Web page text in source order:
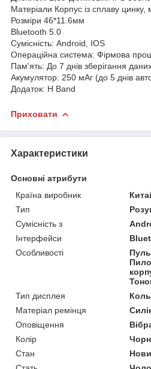
Матеріали Корпус із сплаву
Розміри 46*11.6мм
Bluetooth 5.0
Сумісність: Android, IOS
Операційна система: Фірмова
Пам'ять: До 7 днів зберігання
Акумулятор: 250 мАг (до 5 днів
Додаток: H Band
Приховати
Характеристики
Основні атрибути
Країна виробник
Тип
Сумісність з
Інтерфейси
Особливості
Тип дисплея
Матеріал ремінця
Оповіщення
Колір
Стан